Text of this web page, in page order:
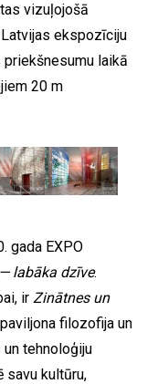
vizuļojošā
ekspozīciju
laikā
20 m
gada EXPO
labāka dzīve.
ir Zinātnes un
filozofija un
tehnoloģiju
savu kultūru,